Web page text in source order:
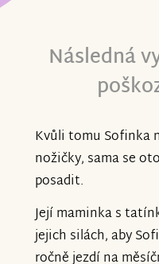
S pozdravem
Následná
Kvůli tomu Sofinka
nožičky, sama se
posadit.
Její maminka s
jejich silách, aby
ročně jezdí na